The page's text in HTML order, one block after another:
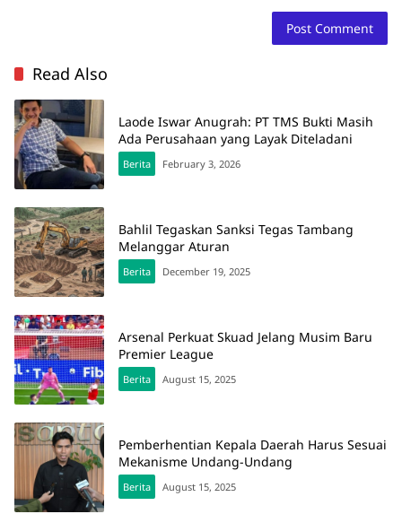
Read Also
Laode Iswar Anugrah: PT TMS Bukti Masih
Ada Perusahaan yang Layak Diteladani
Berita February 3, 2026
Bahlil Tegaskan Sanksi Tegas Tambang
Melanggar Aturan
Berita December 19, 2025
Arsenal Perkuat Skuad Jelang Musim Baru
Premier League
Berita August 15, 2025
Pemberhentian Kepala Daerah Harus Sesuai
Mekanisme Undang-Undang
Berita August 15, 2025